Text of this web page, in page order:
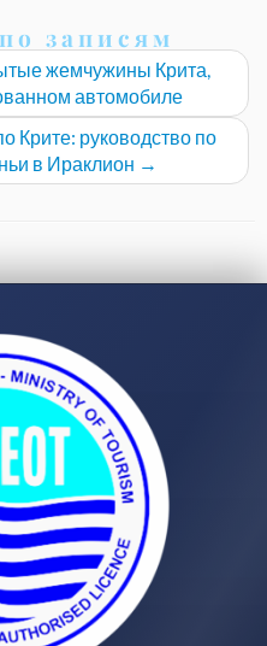
записям
жемчужины Крита,
автомобиле
Крите: руководство по
в Ираклион →